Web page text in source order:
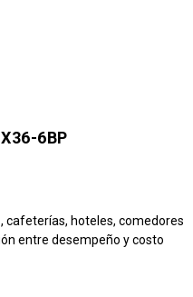
6BP
cafeterías, hoteles, comedores
entre desempeño y costo